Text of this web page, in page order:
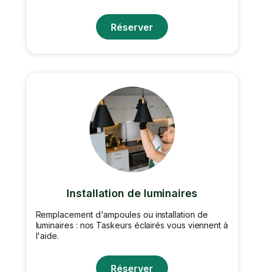
Réserver
Installation de luminaires
Remplacement d'ampoules ou installation de
luminaires : nos Taskeurs éclairés vous viennent à
l'aide.
Réserver